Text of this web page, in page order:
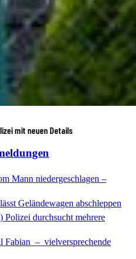
mit neuen Details
Mann niedergeschlagen –
Geländewagen abschleppen
Polizei durchsucht mehrere
Fabian – vielversprechende